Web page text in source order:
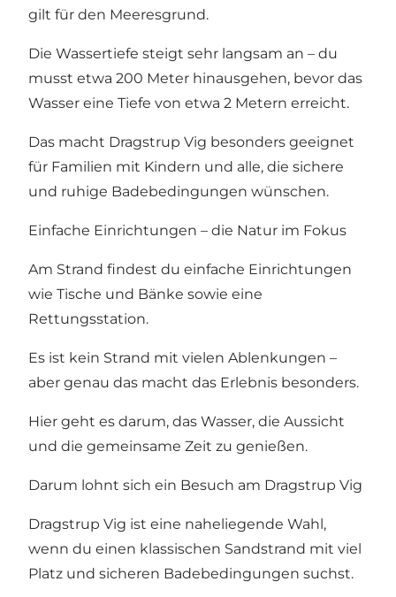
gilt für den Meeresgrund.
Die Wassertiefe steigt sehr langsam an – du
musst etwa 200 Meter hinausgehen, bevor das
Wasser eine Tiefe von etwa 2 Metern erreicht.
Das macht Dragstrup Vig besonders geeignet
für Familien mit Kindern und alle, die sichere
und ruhige Badebedingungen wünschen.
Einfache Einrichtungen – die Natur im Fokus
Am Strand findest du einfache Einrichtungen
wie Tische und Bänke sowie eine
Rettungsstation.
Es ist kein Strand mit vielen Ablenkungen –
aber genau das macht das Erlebnis besonders.
Hier geht es darum, das Wasser, die Aussicht
und die gemeinsame Zeit zu genießen.
Darum lohnt sich ein Besuch am Dragstrup Vig
Dragstrup Vig ist eine naheliegende Wahl,
wenn du einen klassischen Sandstrand mit viel
Platz und sicheren Badebedingungen suchst.